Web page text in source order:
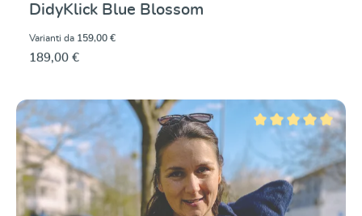
DidyKlick Blue Blossom
Varianti da 159,00 €
189,00 €
Valutazione media